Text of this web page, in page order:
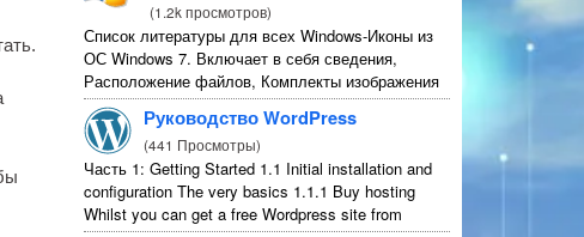
(1.2k просмотров)
Список литературы для всех Windows-Иконы из
ОС Windows 7. Включает в себя сведения,
Расположение файлов, Комплекты изображения
и инструкции.
Руководство WordPress
(441 Просмотры)
Часть 1:Getting Started 1.1 Initial installation and
configuration The very basics 1.1.1 Buy hosting
Whilst you can get a free Wordpress site from